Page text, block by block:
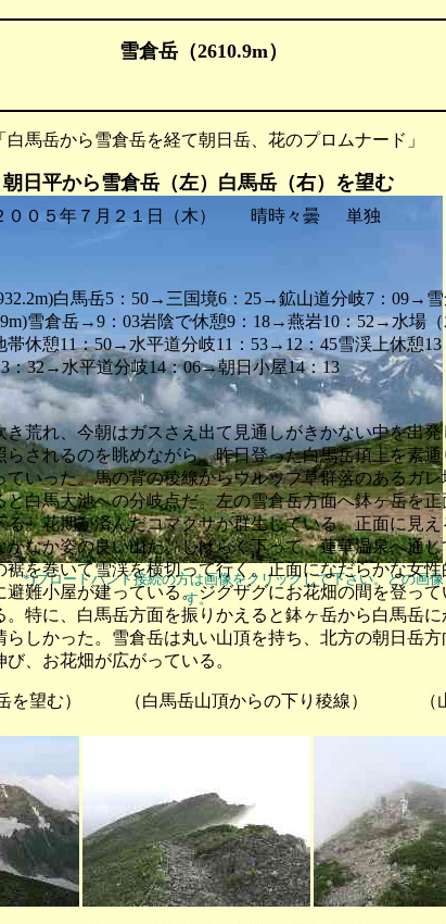
雪倉岳（2610.9m）
から雪倉岳を経て朝日岳、花のプロムナード」
朝日平から雪倉岳（左）白馬岳（右）を望む
*)ブロードバンド接続の方は画像をクリックして下さい。どの画
す。
５年７月２１日（木） 晴時々曇 単独
白馬岳5：50→三国境6：25→鉱山道分岐7：09→
雪倉岳→9：03岩陰で休憩9：18→燕岩10：52→水場
帯休憩11：50→水平道分岐11：53→12：45雪渓上休憩
：32→水平道分岐14：06→朝日小屋14：13
荒れ、今朝はガスさえ出て見通しがきかない中を出発
らされるのを眺めながら、昨日登った白馬岳頂上を素
ていった。馬の背の稜線からウルップ草群落のあるガ
と白馬大池への分岐点だ。左の雪倉岳方面へ鉢ヶ岳を
る。花期が済んだコマクサが群生している。正面に見
かなか姿の良い山だ。しばらく下って、蓮華温泉へ通
裾を巻いて雪渓を横切って行く。正面になだらかな女
避難小屋が建っている。ジグザグにお花畑の間を登っ
。特に、白馬岳方面を振りかえると鉢ヶ岳から白馬岳
らしかった。雪倉岳は丸い山頂を持ち、北方の朝日岳
、お花畑が広がっている。
を望む） （白馬岳山頂からの下り稜線） （山